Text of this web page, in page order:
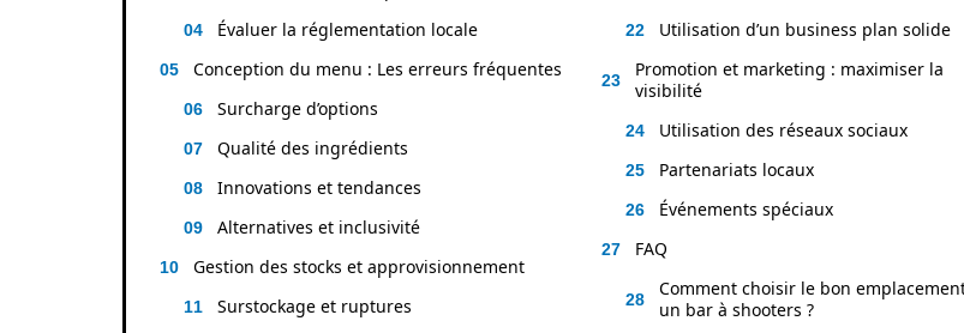
Évaluer la réglementation locale
Conception du menu : Les erreurs fréquentes
Surcharge d’options
Qualité des ingrédients
Innovations et tendances
Alternatives et inclusivité
Gestion des stocks et approvisionnement
Surstockage et ruptures
Utilisation d’un business plan solide
Promotion et marketing : maximiser la
visibilité
Utilisation des réseaux sociaux
Partenariats locaux
Événements spéciaux
FAQ
Comment choisir le bon
un bar à shooters ?